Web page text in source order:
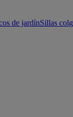
de jardínSillas